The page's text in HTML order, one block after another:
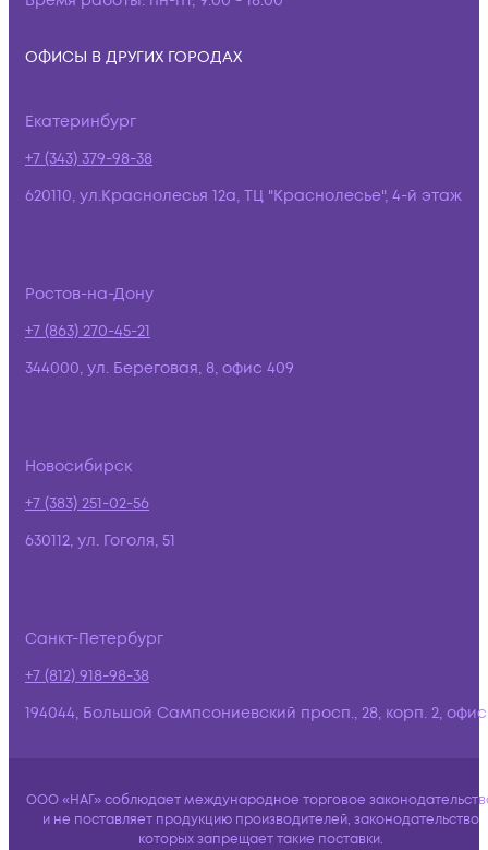
ОФИСЫ В ДРУГИХ ГОРОДАХ
Екатеринбург
+7 (343) 379-98-38
620110, ул.Краснолесья 12а, ТЦ "Краснолесье", 4-й этаж
Ростов-на-Дону
+7 (863) 270-45-21
344000, ул. Береговая, 8, офис 409
Новосибирск
+7 (383) 251-02-56
630112, ул. Гоголя, 51
Санкт-Петербург
+7 (812) 918-98-38
194044, Большой Сампсониевский просп., 28, корп. 2,
ООО «НАГ» соблюдает международное торговое
и не поставляет продукцию производителей, законодательство
которых запрещает такие поставки.